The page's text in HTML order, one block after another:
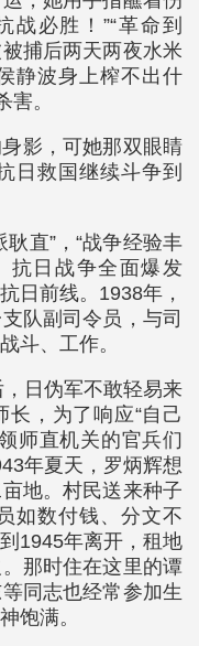
战必胜！”“革命到
被捕后两天两夜水米
静波身上榨不出什
害。
影，可她那双眼睛
日救国继续斗争到
直”，“战争经验丰
抗日战争全面爆发
日前线。1938年，
队副司令员，与司
斗、工作。
日伪军不敢轻易来
，为了响应“自己
师直机关的官兵们
年夏天，罗炳辉想
地。村民送来种子
如数付钱、分文不
1945年离开，租地
那时住在这里的谭
同志也经常参加生
饱满。